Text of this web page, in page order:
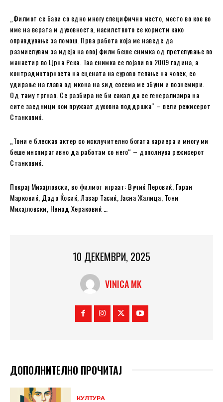
„Филмот се бави со едно многу специфично место, место во кое во
име на верата и духовноста, насилството се користи како
оправдување за помош. Прва работа која ме наведе да
размислувам за идеја на овој филм беше снимка од претепување во
манастир во Црна Река. Таа снимка се појави во 2009 година, а
контрадикторноста на сцената на сурово тепање на човек, со
удирање на глава од икона на ѕид сосема ме збуни и вознемири.
Од таму тргнав. Се разбира не би сакал да се генерализира на
сите заедници кои пружаат духовна поддршка“ – вели режисерот
Станковиќ.
„Тони е блескав актер со исклучително богата кариера и многу ми
беше инспиративно да работам со него“ – дополнува режисерот
Станковиќ.
Покрај Михајловски, во филмот играат: Вучиќ Перовиќ, Горан
Марковиќ, Дадо Ќосиќ, Лазар Тасиќ, Јасна Жалица, Тони
Михајловски, Ненад Хераковиќ …
10 ДЕКЕМВРИ, 2025
VINICA MK
ДОПОЛНИТЕЛНО ПРОЧИТАЈ
КУЛТУРА